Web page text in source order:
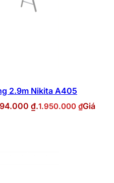
2.9m Nikita A405
₫.1.950.000 ₫Giá